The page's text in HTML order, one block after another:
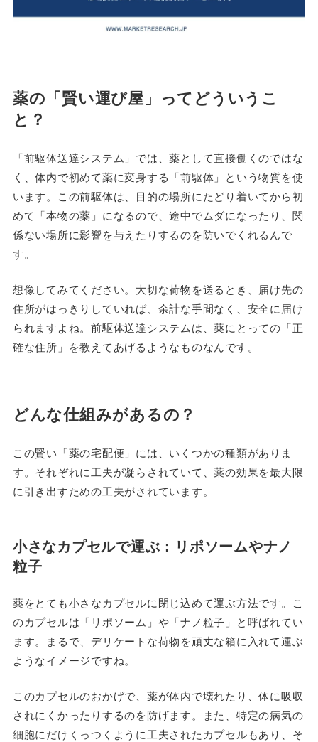
薬の「賢い運び屋」ってどういうこ
と？
「前駆体送達システム」では、薬として直接働くのではな
く、体内で初めて薬に変身する「前駆体」という物質を使
います。この前駆体は、目的の場所にたどり着いてから初
めて「本物の薬」になるので、途中でムダになったり、関
係ない場所に影響を与えたりするのを防いでくれるんで
す。
想像してみてください。大切な荷物を送るとき、届け先の
住所がはっきりしていれば、余計な手間なく、安全に届け
られますよね。前駆体送達システムは、薬にとっての「正
確な住所」を教えてあげるようなものなんです。
どんな仕組みがあるの？
この賢い「薬の宅配便」には、いくつかの種類がありま
す。それぞれに工夫が凝らされていて、薬の効果を最大限
に引き出すための工夫がされています。
小さなカプセルで運ぶ：リポソームやナノ
粒子
薬をとても小さなカプセルに閉じ込めて運ぶ方法です。こ
のカプセルは「リポソーム」や「ナノ粒子」と呼ばれてい
ます。まるで、デリケートな荷物を頑丈な箱に入れて運ぶ
ようなイメージですね。
このカプセルのおかげで、薬が体内で壊れたり、体に吸収
されにくかったりするのを防げます。また、特定の病気の
細胞にだけくっつくように工夫されたカプセルもあり、そ